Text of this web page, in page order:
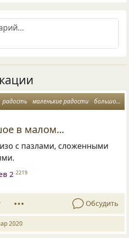
радость маленькие радости большое счастье
в малом...
с пазлами, сложенными
2 2219
Обсудить
2020